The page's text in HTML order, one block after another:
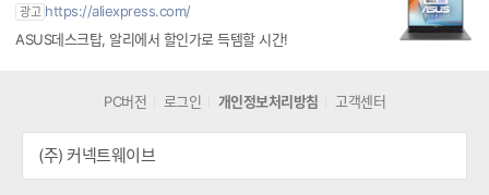
광고 https://aliexpress.com/
ASUS데스크탑, 알리에서 할인가로 득템할 시간!
PC버전 로그인 개인정보처리방침 고객센터
(주) 커넥트웨이브